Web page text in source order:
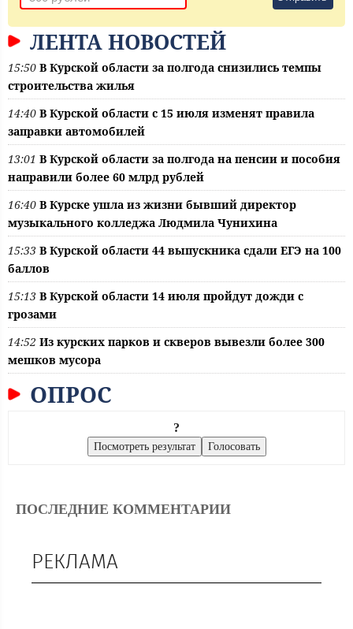
ЛЕНТА НОВОСТЕЙ
15:50 В Курской области за полгода снизились темпы
строительства жилья
14:40 В Курской области с 15 июля изменят правила
заправки автомобилей
13:01 В Курской области за полгода на пенсии и пособия
направили более 60 млрд рублей
16:40 В Курске ушла из жизни бывший директор
музыкального колледжа Людмила Чунихина
15:33 В Курской области 44 выпускника сдали ЕГЭ на 100
баллов
15:13 В Курской области 14 июля пройдут дожди с
грозами
14:52 Из курских парков и скверов вывезли более 300
мешков мусора
ОПРОС
?
ПОСЛЕДНИЕ КОММЕНТАРИИ
РЕКЛАМА